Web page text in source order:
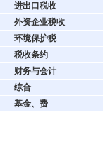
进出口税收
外资企业税收
环境保护税
税收条约
财务与会计
综合
基金、费